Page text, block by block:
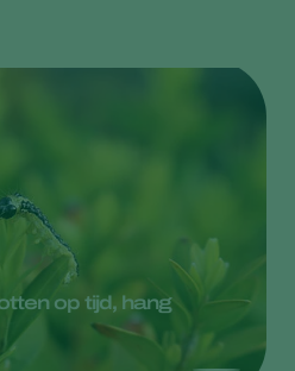
op tijd, hang